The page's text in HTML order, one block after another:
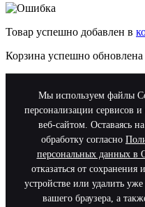
Товар успешно добавлен в
Корзина успешно обновлена
Мы используем файлы
персонализации сервисов
веб-сайтом. Оставаясь
обработку согласно
персональных
отказаться от
устройстве или удалить
вашего браузера, а